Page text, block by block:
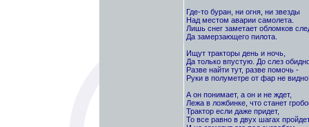
Где-то буран, ни огня, ни звезды
Над местом аварии самолета.
Лишь снег заметает обломков
Да замерзающего пилота.
Ищут тракторы день и ночь,
Да только впустую. До слез
Разве найти тут, разве помочь -
Руки в полуметре от фар не
А он понимает, а он и не ждет,
Лежа в ложбинке, что станет
Трактор если даже придет,
То все равно в двух шагах